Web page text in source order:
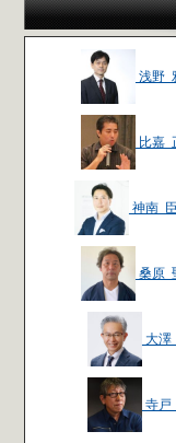
浅野
比嘉
神南
桑原
大澤
寺戸